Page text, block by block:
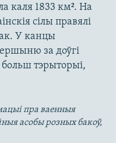
каля 1833 км². На
сілы правялі
У канцы
за доўгі
больш тэрыторыі,
пра ваенныя
асобы розных бакоў,